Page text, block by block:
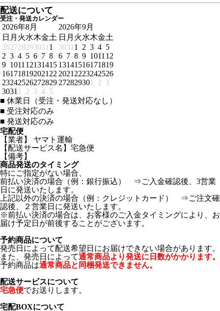
配送について
受注・発送カレンダー
2026年8月
日 月 火水木金土
262728293031 1
2 3 4 5 6 7 8
9 1011 12131415
161718192021 22
23242526272829
3031 1 2 3 4 5
2026年9月
日 月 火水木金土
3031 1 2 3 4 5
6 7 8 9 1011 12
13141516171819
2021 2223242526
272829301 2 3
■ 休業日（受注・発送対応なし）
■ 受注対応のみ
■ 発送対応のみ
宅配便
【業者】 ヤマト運輸
【配送サービス名】宅急便
【備考】
商品発送のタイミング
特にご指定がない場合、
前払い決済の場合（例：銀行振込） ⇒ご入金確認後、3営業
日に発送いたします。
上記以外の決済の場合（例：クレジットカード） ⇒ご注文確
認後、２営業日に発送いたします。
※前払い決済の場合は、お客様のご入金タイミングにより、お
届け予定日が前後することがございます。
予約商品について
発売日によって配送希望日にお届けできない場合があります。
また、発売日によって通常商品より発送に日数がかかります。
予約商品は通常商品と同梱発送できません。
配送サービスについて
宅急便でお送りします。
宅配BOXについて